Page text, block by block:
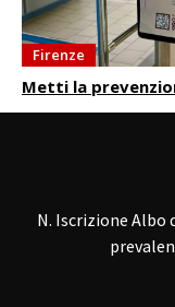
Firenze
Metti la
N. Iscrizione Albo